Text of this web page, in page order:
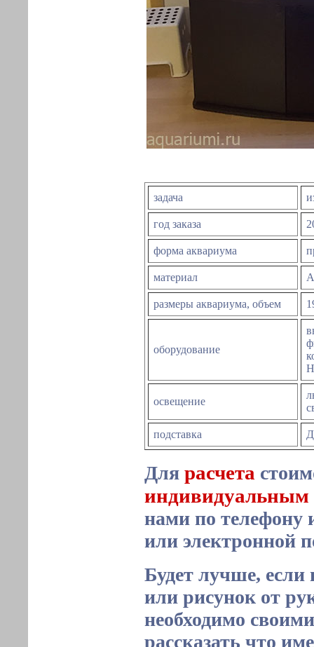
задача
год заказа
форма аквариума
материал
размеры аквариума, объем
оборудование
освещение
подставка
Для расчета
индивидуальным
нами по телефону
или электронной
Будет лучше, если
или рисунок от
необходимо
рассказать что